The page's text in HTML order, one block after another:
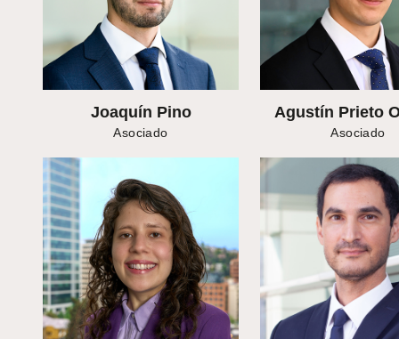
Joaquín Pino
Asociado
Agustín Prieto
Asociado